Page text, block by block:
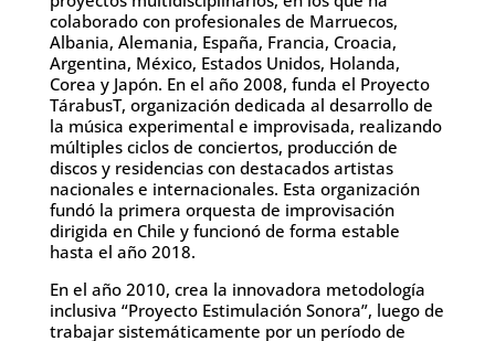
colaborado con profesionales de Marruecos,
Albania, Alemania, España, Francia, Croacia,
Argentina, México, Estados Unidos, Holanda,
Corea y Japón. En el año 2008, funda el Proyecto
TárabusT, organización dedicada al desarrollo de
la música experimental e improvisada, realizando
múltiples ciclos de conciertos, producción de
discos y residencias con destacados artistas
nacionales e internacionales. Esta organización
fundó la primera orquesta de improvisación
dirigida en Chile y funcionó de forma estable
hasta el año 2018.
En el año 2010, crea la innovadora metodología
inclusiva “Proyecto Estimulación Sonora”, luego de
trabajar sistemáticamente por un período de